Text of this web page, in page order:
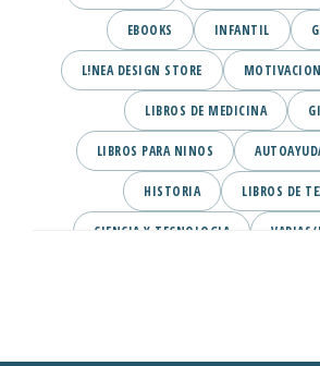
EBOOKS INFANTIL
L!NEA DESIGN STORE
LIBROS DE MEDICINA
LIBROS PARA NINOS
HISTORIA LIBROS DE
CIENCIA Y TECNOLOGIA